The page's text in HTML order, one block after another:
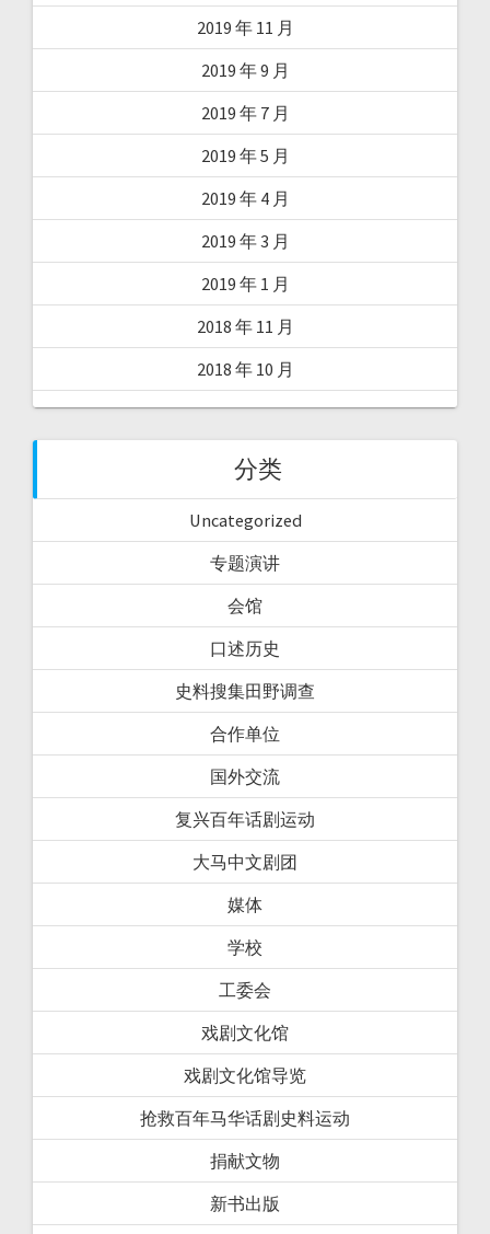
2019 年 11 月
2019 年 9 月
2019 年 7 月
2019 年 5 月
2019 年 4 月
2019 年 3 月
2019 年 1 月
2018 年 11 月
2018 年 10 月
分类
Uncategorized
专题演讲
会馆
口述历史
史料搜集田野调查
合作单位
国外交流
复兴百年话剧运动
大马中文剧团
媒体
学校
工委会
戏剧文化馆
戏剧文化馆导览
抢救百年马华话剧史料运动
捐献文物
新书出版